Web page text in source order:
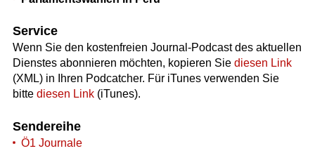
Service
Wenn Sie den kostenfreien Journal-Podcast des aktuellen
Dienstes abonnieren möchten, kopieren Sie diesen Link
(XML) in Ihren Podcatcher. Für iTunes verwenden Sie
bitte diesen Link(iTunes).
Sendereihe
Ö1 Journale